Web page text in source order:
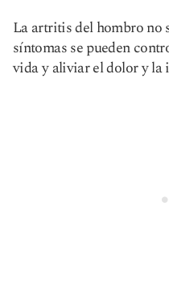
La artritis del hombro no
síntomas se pueden
vida y aliviar el dolor y la